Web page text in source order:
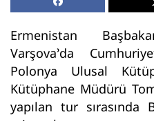
Ermenistan
Varşova’da
Polonya Ulusal
Kütüphane Müdürü
yapılan tur sırasında